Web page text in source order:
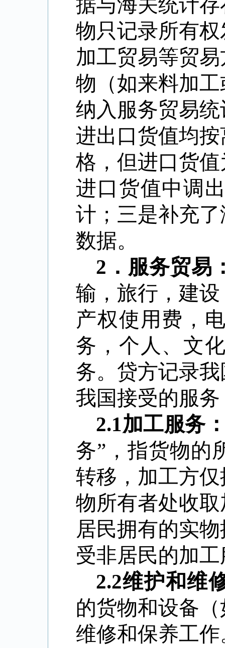
物只记录所有
加工贸易等贸
物（如来料加
纳入服务贸易
进出口货值均
格，但进口货
进口货值中调
计；三是补充
数据。
2 ．服务贸易
输，旅行，建
产权使用费，
务，个人、文
务。贷方记录
我国接受的服
2.1加工服务
务”，指货物的
转移，加工方
物所有者处收
居民拥有的实
受非居民的加
2.2维护和维
的货物和设备
维修和保养工